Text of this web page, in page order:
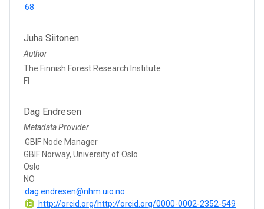
68
Juha Siitonen
Author
The Finnish Forest Research Institute
FI
Dag Endresen
Metadata Provider
GBIF Node Manager
GBIF Norway, University of Oslo
Oslo
NO
dag.endresen@nhm.uio.no
http://orcid.org/http://orcid.org/0000-0002-2352-549